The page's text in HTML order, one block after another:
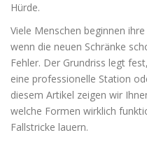
Hürde.
Viele Menschen beginnen
wenn die neuen Schränke
Fehler. Der Grundriss legt
eine professionelle Station
diesem Artikel zeigen wir
welche Formen wirklich
Fallstricke lauern.